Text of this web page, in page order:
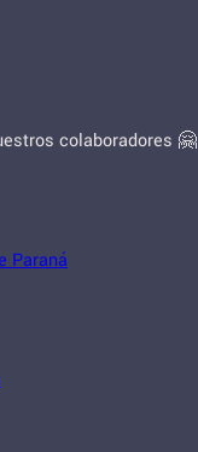
colaboradores 🤗
Paraná